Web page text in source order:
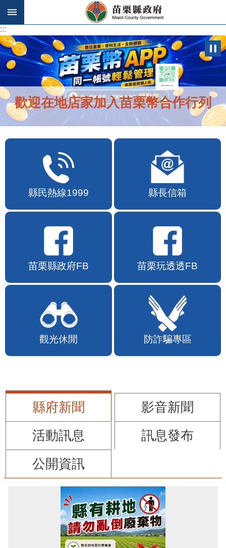
跳到主要內容區塊
:::
:::
歡迎在地店家加入苗栗幣合作行列
縣民熱線1999 縣長信箱
苗栗縣政府FB 苗栗玩透透FB
觀光休閒 防詐騙專區
縣府新聞
影音新聞
活動訊息
訊息發布
公開資訊